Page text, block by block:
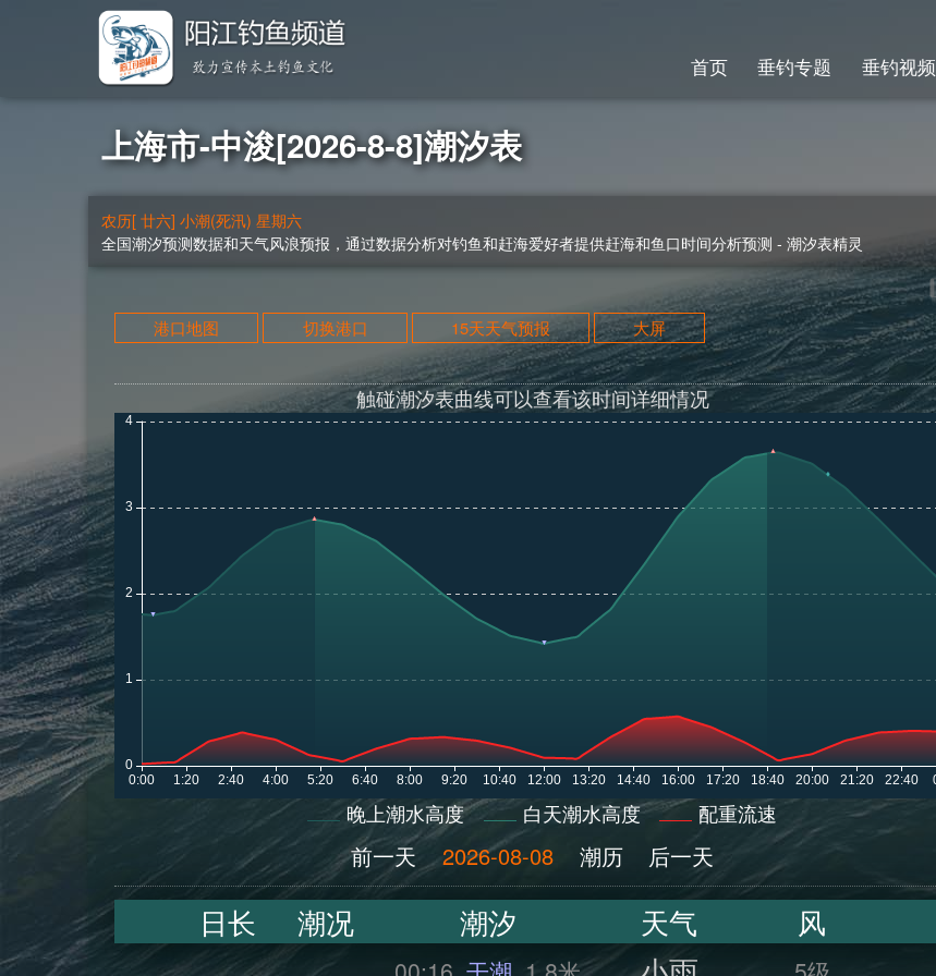
首页 垂钓专题 垂钓视频
上海市-中浚[2026-8-8]潮汐表
农历[ 廿六] 小潮(死汛) 星期六
全国潮汐预测数据和天气风浪预报，通过数据分析对钓鱼和赶海爱好者提供赶海和鱼口时间分析预测 - 潮汐表精灵
港口地图 切换港口 15天天气预报 大屏
触碰潮汐表曲线可以查看该时间详细情况
晚上潮水高度 白天潮水高度 配重流速
前一天 2026-08-08 潮历 后一天
日长 潮况 潮汐 天气 风